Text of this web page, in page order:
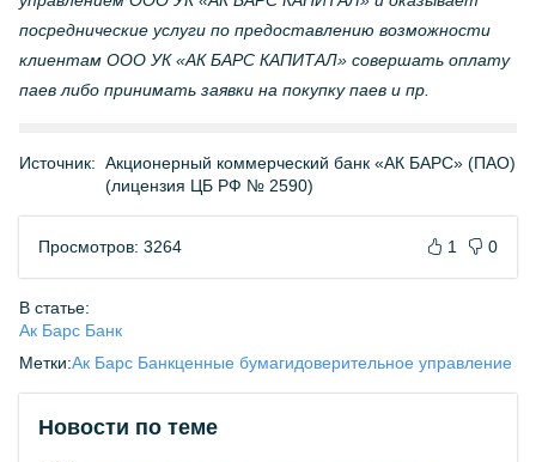
посреднические услуги по предоставлению возможности
клиентам ООО УК «АК БАРС КАПИТАЛ» совершать оплату
паев либо принимать заявки на покупку паев и пр.
Источник: Акционерный коммерческий банк «АК БАРС» (ПАО)
(лицензия ЦБ РФ № 2590)
Просмотров: 3264 1 0
В статье:
Ак Барс Банк
Метки:Ак Барс Банкценные бумагидоверительное управление
Новости по теме